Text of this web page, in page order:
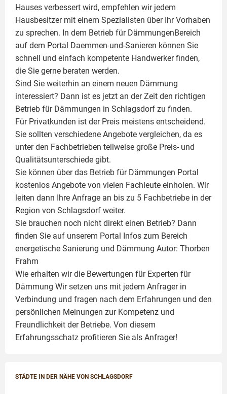
Hauses verbessert wird, empfehlen wir jedem
Hausbesitzer mit einem Spezialisten über Ihr Vorhaben
zu sprechen. In dem Betrieb für DämmungenBereich
auf dem Portal Daemmen-und-Sanieren können Sie
schnell und einfach kompetente Handwerker finden,
die Sie gerne beraten werden.
Sind Sie weiterhin an einem neuen Dämmung
interessiert? Dann ist es jetzt an der Zeit den richtigen
Betrieb für Dämmungen in Schlagsdorf zu finden.
Für Privatkunden ist der Preis meistens entscheidend.
Sie sollten verschiedene Angebote vergleichen, da es
unter den Fachbetrieben teilweise große Preis- und
Qualitätsunterschiede gibt.
Sie können über das Betrieb für Dämmungen Portal
kostenlos Angebote von vielen Fachleute einholen. Wir
leiten dann Ihre Anfrage an bis zu 5 Fachbetriebe in der
Region von Schlagsdorf weiter.
Sie brauchen noch nicht direkt einen Betrieb? Dann
finden Sie auf unserem Portal Infos zum Bereich
energetische Sanierung und Dämmung Autor: Thorben
Frahm
Wie erhalten wir die Bewertungen für Experten für
Dämmung Wir setzen uns mit jedem Anfrager in
Verbindung und fragen nach dem Erfahrungen und den
persönlichen Meinungen zur Kompetenz und
Freundlichkeit der Betriebe. Von diesem
Erfahrungsschatz profitieren Sie als Anfrager!
STÄDTE IN DER NÄHE VON SCHLAGSDORF